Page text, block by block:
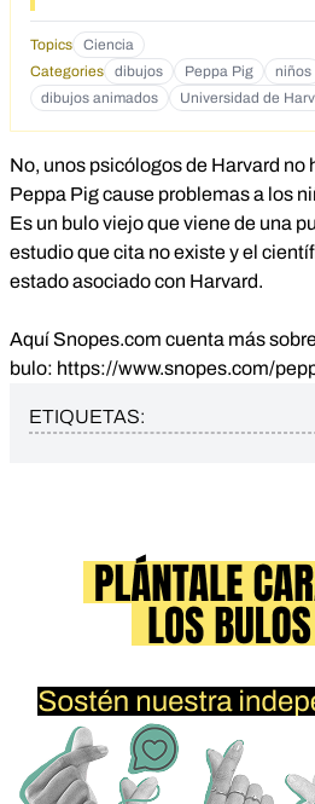
Topics Ciencia
Categories
dibujos Peppa Pig niños
dibujos animados
Universidad de
No, unos psicólogos de Harvard no
Peppa Pig cause problemas a los
Es un bulo viejo que viene de una
estudio que cita no existe y el
estado asociado con Harvard.
Aquí Snopes.com cuenta más
bulo: https://www.snopes.com/
ETIQUETAS: